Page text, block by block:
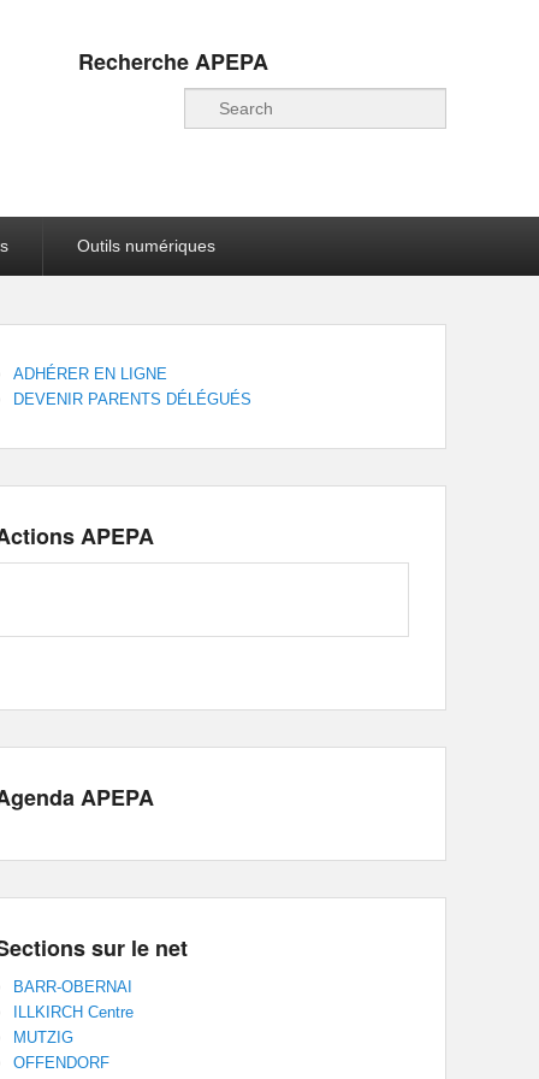
Recherche APEPA
Recherche
Outils numériques
ADHÉRER EN LIGNE
DEVENIR PARENTS DÉLÉGUÉS
APEPA
APEPA
sur le net
BARR-OBERNAI
ILLKIRCH Centre
MUTZIG
OFFENDORF